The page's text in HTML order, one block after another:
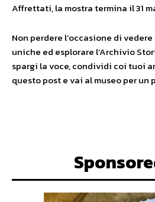
Affrettati, la mostra termina il 31
Non perdere l’occasione di
uniche ed esplorare l’Archivio
spargi la voce, condividi coi tuoi
questo post e vai al museo per